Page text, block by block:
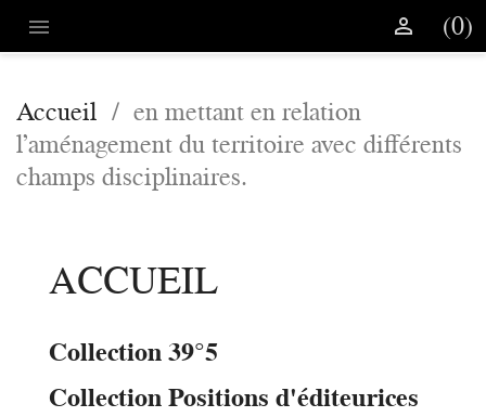
 (0)

Accueil
en mettant en relation
l’aménagement du territoire avec différents
champs disciplinaires.
ACCUEIL
Collection 39°5
Collection Positions d'éditeurices